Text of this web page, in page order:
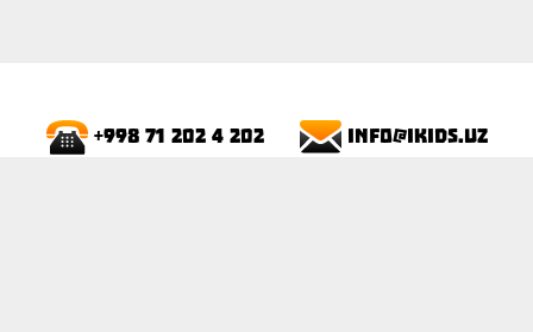
+998 71 202 4 202 info@ikids.uz